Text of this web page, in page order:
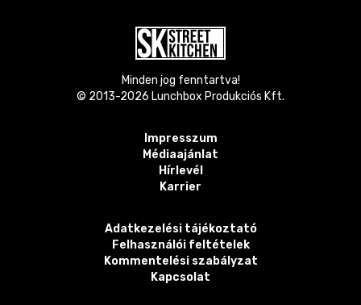
Minden jog fenntartva!
© 2013-2026 Lunchbox Produkciós Kft.
Impresszum
Médiaajánlat
Hírlevél
Karrier
Adatkezelési tájékoztató
Felhasználói feltételek
Kommentelési szabályzat
Kapcsolat